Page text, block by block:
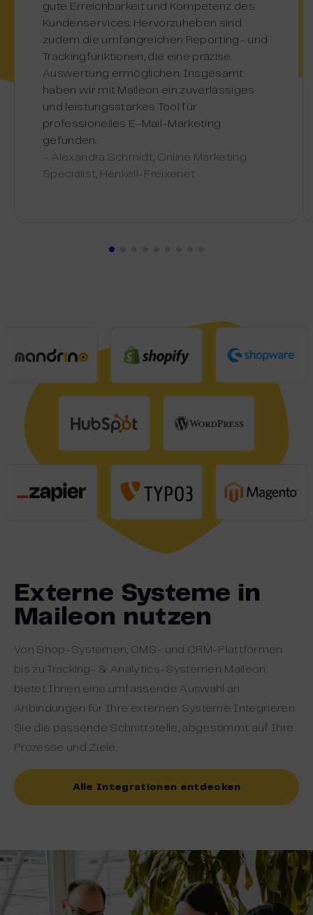
gute Erreichbarkeit und Kompetenz des
Kundenservices. Hervorzuheben sind
zudem die umfangreichen Reporting- und
Trackingfunktionen, die eine präzise
Auswertung ermöglichen. Insgesamt
haben wir mit Maileon ein zuverlässiges
und leistungsstarkes Tool für
professionelles E-Mail-Marketing
gefunden.
– Alexandra Schmidt, Online Marketing
Specialist, Henkell-Freixenet
Externe Systeme in
Maileon nutzen
Von Shop-Systemen, CMS- und CRM-Plattformen
bis zu Tracking- & Analytics-Systemen: Maileon
bietet Ihnen eine umfassende Auswahl an
Anbindungen für Ihre externen Systeme. Integrieren
Sie die passende Schnittstelle, abgestimmt auf Ihre
Prozesse und Ziele.
Alle Integrationen entdecken